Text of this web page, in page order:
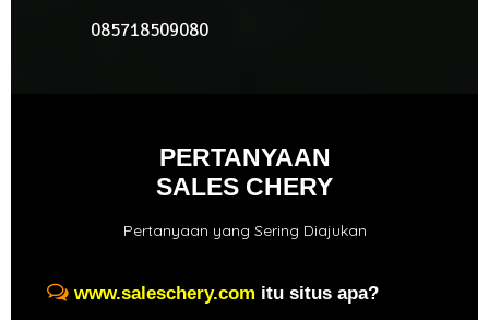
085718509080
PERTANYAAN
SALES CHERY
Pertanyaan yang Sering Diajukan
www.saleschery.com itu situs apa?